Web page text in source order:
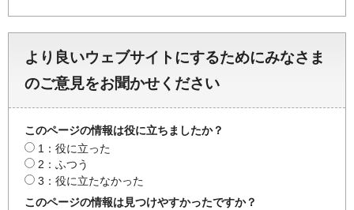
より良いウェブサイトにするためにみなさま
のご意見をお聞かせください
このページの情報は役に立ちましたか？
1：役に立った
2：ふつう
3：役に立たなかった
このページの情報は見つけやすかったですか？